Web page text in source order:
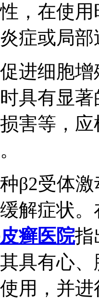
，在使
症或局
进细胞
具有显
害等，
β2受体
解症状
癣医院指
具有心
用，并